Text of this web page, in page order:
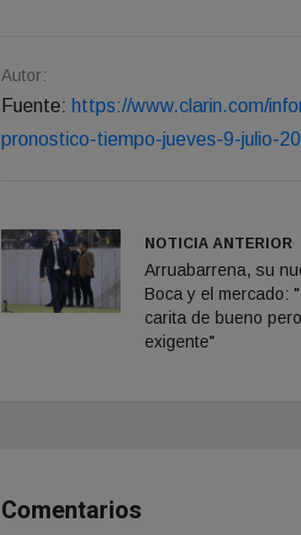
Autor:
Fuente: https://www.clarin.com/
pronostico-tiempo-jueves-9-julio-
NOTICIA ANTERIOR
Arruabarrena, su
Boca y el mercado:
carita de bueno
exigente"
Comentarios